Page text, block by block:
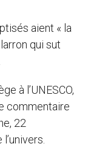
aient « la
qui sut
à l’UNESCO,
commentaire
22